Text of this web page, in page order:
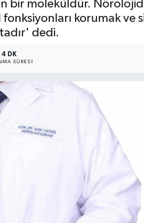
bir moleküldür.
korumak ve
dedi.
4 DK
SÜRESI